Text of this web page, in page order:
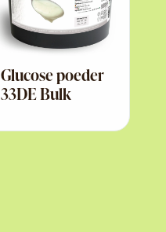
Glucose poeder
33DE Bulk